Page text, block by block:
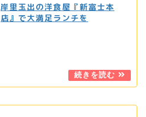
岸里玉出の洋食屋『新富士本
店』で大満足ランチを